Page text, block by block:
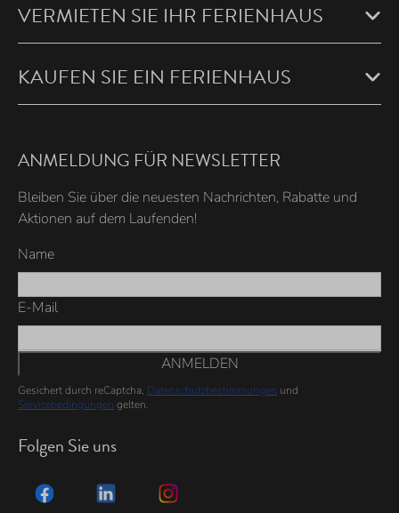
VERMIETEN SIE IHR FERIENHAUS
KAUFEN SIE EIN FERIENHAUS
ANMELDUNG FÜR NEWSLETTER
Bleiben Sie über die neuesten Nachrichten, Rabatte und
Aktionen auf dem Laufenden!
Name
E-Mail
ANMELDEN
Gesichert durch reCaptcha, Datenschutzbestimmungen und
Servicebedingungen gelten.
Folgen Sie uns